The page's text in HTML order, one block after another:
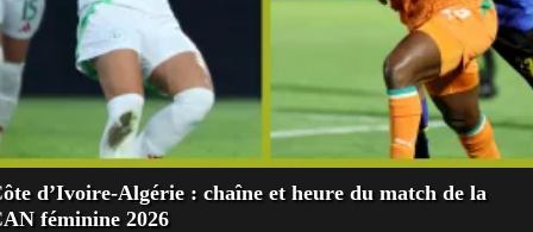
d’Ivoire-Algérie : chaîne et heure du match de la
féminine 2026